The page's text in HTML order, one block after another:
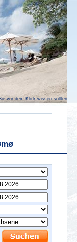
vor dem Klick wissen sollten